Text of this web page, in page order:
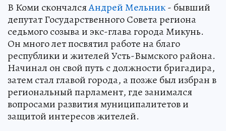
В Коми скончалсяАндрей Мельник- бывший
депутат Государственного Совета региона
седьмого созыва и экс-глава города Микунь.
Он много лет посвятил работе на благо
республики и жителей Усть-Вымского района.
Начинал он свой путь с должности бригадира,
затем стал главой города, а позже был избран в
региональный парламент, где занимался
вопросами развития муниципалитетов и
защитой интересов жителей.